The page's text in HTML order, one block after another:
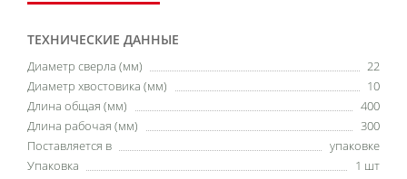
ТЕХНИЧЕСКИЕ ДАННЫЕ
Диаметр сверла (мм)
22
Диаметр хвостовика (мм)
10
Длина общая (мм)
400
Длина рабочая (мм)
300
Поставляется в
упаковке
Упаковка
1 шт